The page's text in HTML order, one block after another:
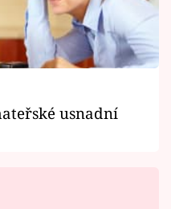
usnadní